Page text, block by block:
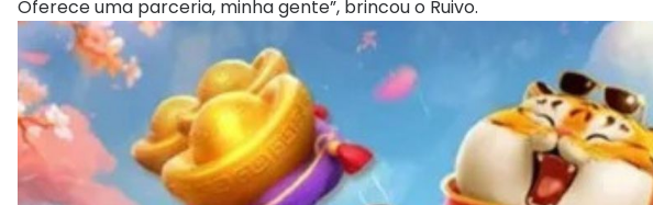
Oferece uma parceria, minha gente”, brincou o Ruivo.